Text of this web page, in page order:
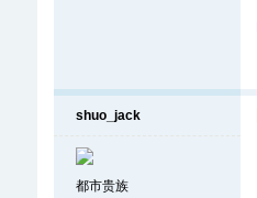
shuo_jack
都市贵族